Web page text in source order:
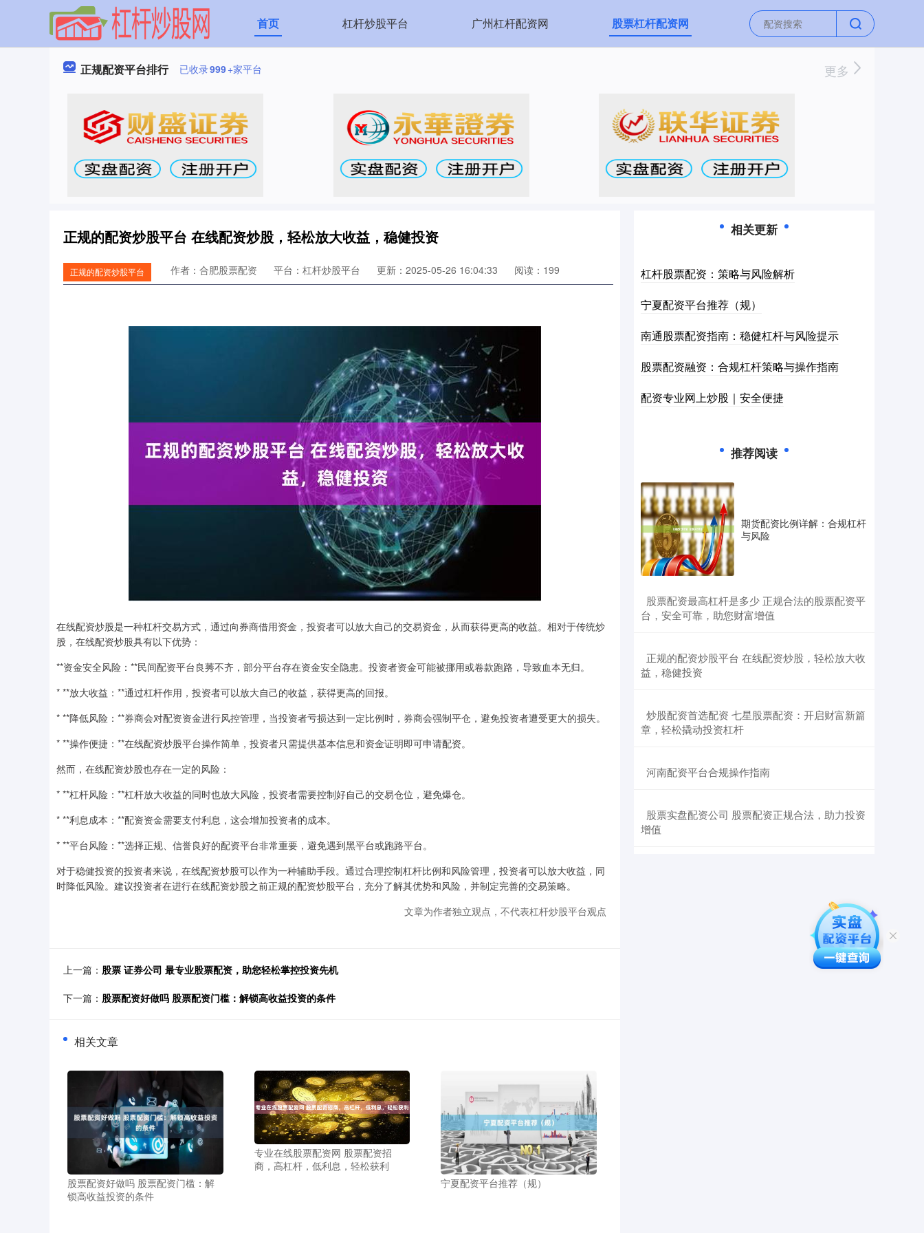
首页 杠杆炒股平台 广州杠杆配资网 股票杠杆配资网
正规配资平台排行 已收录999+家平台 更多
正规的配资炒股平台 在线配资炒股，轻松放大收益，稳健投资
正规的配资炒股平台 作者：合肥股票配资 平台：杠杆炒股平台 更新：2025-05-26 16:04:33 阅读：199
在线配资炒股是一种杠杆交易方式，通过向券商借用资金，投资者可以放大自己的交易资金，从而获得更高的收益。相对于传统炒
股，在线配资炒股具有以下优势：
**资金安全风险：**民间配资平台良莠不齐，部分平台存在资金安全隐患。投资者资金可能被挪用或卷款跑路，导致血本无归。
* **放大收益：**通过杠杆作用，投资者可以放大自己的收益，获得更高的回报。
* **降低风险：**券商会对配资资金进行风控管理，当投资者亏损达到一定比例时，券商会强制平仓，避免投资者遭受更大的损失。
* **操作便捷：**在线配资炒股平台操作简单，投资者只需提供基本信息和资金证明即可申请配资。
然而，在线配资炒股也存在一定的风险：
* **杠杆风险：**杠杆放大收益的同时也放大风险，投资者需要控制好自己的交易仓位，避免爆仓。
* **利息成本：**配资资金需要支付利息，这会增加投资者的成本。
* **平台风险：**选择正规、信誉良好的配资平台非常重要，避免遇到黑平台或跑路平台。
对于稳健投资的投资者来说，在线配资炒股可以作为一种辅助手段。通过合理控制杠杆比例和风险管理，投资者可以放大收益，同
时降低风险。建议投资者在进行在线配资炒股之前正规的配资炒股平台，充分了解其优势和风险，并制定完善的交易策略。
文章为作者独立观点，不代表杠杆炒股平台观点
上一篇： 股票 证券公司 最专业股票配资，助您轻松掌控投资先机
下一篇： 股票配资好做吗 股票配资门槛：解锁高收益投资的条件
相关文章
股票配资好做吗 股票配资门槛：解
锁高收益投资的条件
专业在线股票配资网 股票配资招
商，高杠杆，低利息，轻松获利
宁夏配资平台推荐（规）
相关更新
杠杆股票配资：策略与风险解析
宁夏配资平台推荐（规）
南通股票配资指南：稳健杠杆与风险提示
股票配资融资：合规杠杆策略与操作指南
配资专业网上炒股｜安全便捷
推荐阅读
期货配资比例详解：合规杠杆
与风险
​股票配资最高杠杆是多少 正规合法的股票配资平
台，安全可靠，助您财富增值
​正规的配资炒股平台 在线配资炒股，轻松放大收
益，稳健投资
​炒股配资首选配资 七星股票配资：开启财富新篇
章，轻松撬动投资杠杆
​河南配资平台合规操作指南
​股票实盘配资公司 股票配资正规合法，助力投资
增值